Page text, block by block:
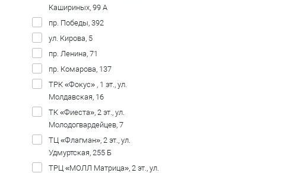
Кашириных, 99 А
пр. Победы, 392
ул. Кирова, 5
пр. Ленина, 71
пр. Комарова, 137
ТРК «Фокус» , 1 эт., ул.
Молдавская, 16
ТК «Фиеста», 2 эт., ул.
Молодогвардейцев, 7
ТЦ «Флагман», 2 эт., ул.
Удмуртская, 255 Б
ТРЦ «МОЛЛ Матрица», 2 эт., ул.